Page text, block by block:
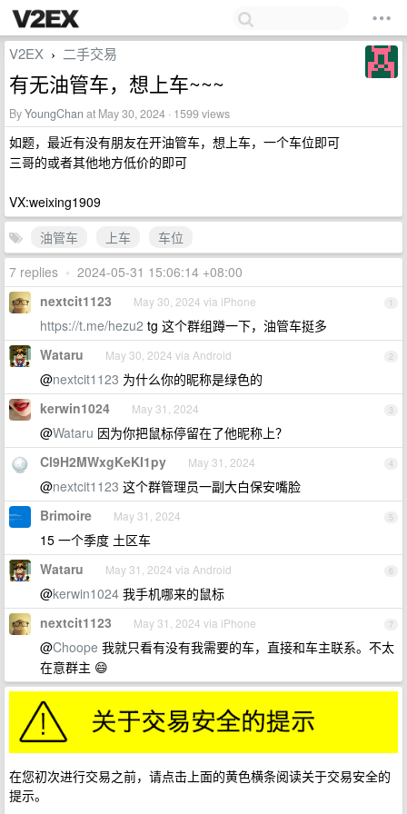
V2EX › 二手交易
有无油管车，想上车~~~
ByYoungChan at May 30, 2024 · 1599 views
如题，最近有没有朋友在开油管车，想上车，一个车位即可
三哥的或者其他地方低价的即可
VX:weixing1909
油管车
上车
车位
7 replies • 2024-05-31 15:06:14 +08:00
1
nextcit1123 May 30, 2024 via iPhone
https://t.me/hezu2 tg 这个群组蹲一下，油管车挺多
2
Wataru May 30, 2024 via Android
@nextcit1123 为什么你的昵称是绿色的
3
kerwin1024 May 31, 2024
@Wataru 因为你把鼠标停留在了他昵称上？
4
Cl9H2MWxgKeKI1py May 31, 2024
@nextcit1123 这个群管理员一副大白保安嘴脸
5
Brimoire May 31, 2024
15 一个季度 土区车
6
Wataru May 31, 2024 via Android
@kerwin1024 我手机哪来的鼠标
7
nextcit1123 May 31, 2024 via iPhone
@Choope 我就只看有没有我需要的车，直接和车主联系。不太
在意群主 😄
在您初次进行交易之前，请点击上面的黄色横条阅读关于交易安全的
提示。